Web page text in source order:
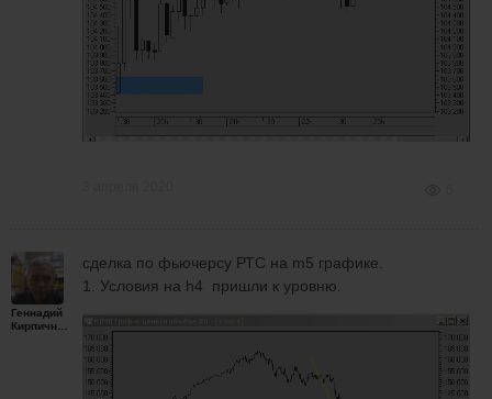
Геннадий
сделка по фьючерсу РТС на m5 графике.
1. Условия на h4 пришли к уровню.